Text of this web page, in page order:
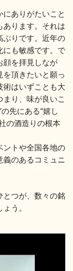
にありがたいこと
あります。それは
ぶりです。近年の
にも敏感です。で
顔を拝見しなが
を頂きたいと願っ
術はいずことも大
り、味が良いこ
先にある“嬉し
の酒造りの根本
ントや全国各地の
義のあるコミュニ
とつが、数々の銘
う。